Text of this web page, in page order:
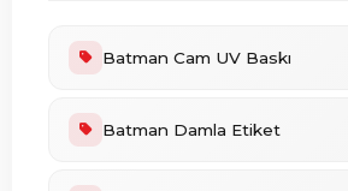
Batman Cam UV Baskı
Batman Damla Etiket